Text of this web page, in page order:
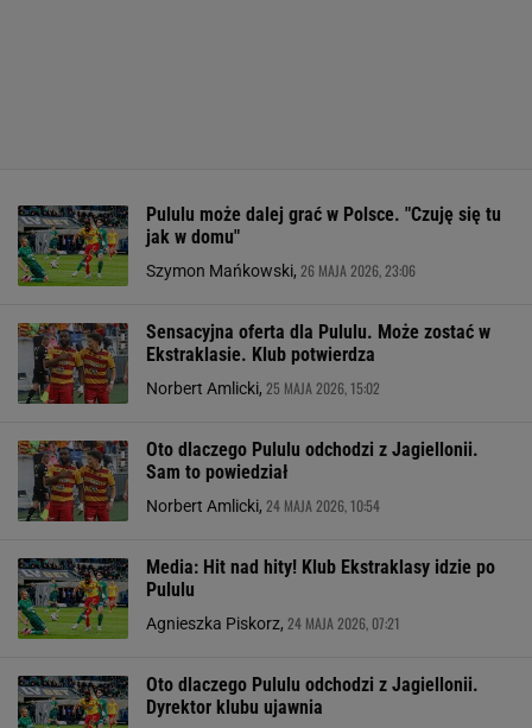
Pululu może dalej grać w Polsce. "Czuję się tu
jak w domu"
Szymon Mańkowski, 26 MAJA 2026, 23:06
Sensacyjna oferta dla Pululu. Może zostać w
Ekstraklasie. Klub potwierdza
Norbert Amlicki, 25 MAJA 2026, 15:02
Oto dlaczego Pululu odchodzi z Jagiellonii.
Sam to powiedział
Norbert Amlicki, 24 MAJA 2026, 10:54
Media: Hit nad hity! Klub Ekstraklasy idzie po
Pululu
Agnieszka Piskorz, 24 MAJA 2026, 07:21
Oto dlaczego Pululu odchodzi z Jagiellonii.
Dyrektor klubu ujawnia